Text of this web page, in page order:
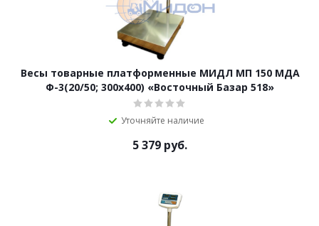
Весы товарные платформенные МИДЛ МП 150 МДА
Ф-3(20/50; 300х400) «Восточный Базар 518»
Уточняйте наличие
5 379 руб.